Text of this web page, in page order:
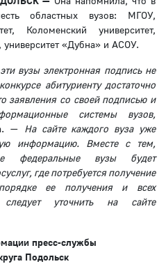
областных вузов: МГОУ,
Коломенский университет,
университет «Дубна» и АСОУ.
вузы электронная подпись не
абитуриенту достаточно
заявления со своей подписью и
системы вузов,
— На сайте каждого вуза уже
информацию. Вместе с тем,
федеральные вузы будет
где потребуется получение
ее получения и всех
следует уточнить на сайте
пресс-службы
Подольск